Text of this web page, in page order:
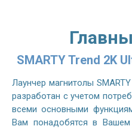
SMARTY Trend 2K
Лаунчер магнитолы
разработан с учетом
всеми основными
Вам понадобятся в Вашем